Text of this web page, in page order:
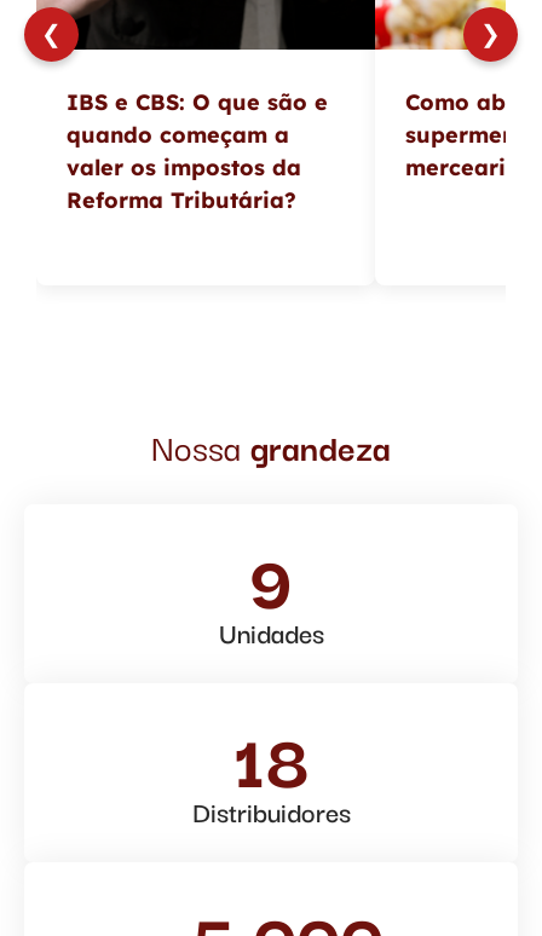
❮
IBS e CBS: O que são e
quando começam a
valer os impostos da
Reforma Tributária?
Como abrir
mercearia
❯
Nossa grandeza
9
Unidades
18
Distribuidores